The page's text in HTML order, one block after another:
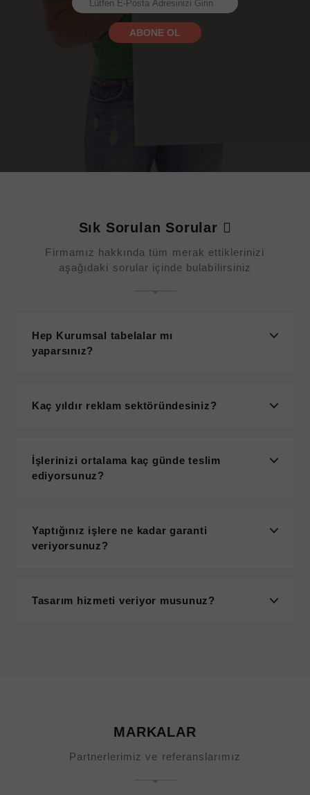
Sık Sorulan Sorular
Firmamız hakkında tüm merak ettiklerinizi
aşağıdaki sorular içinde bulabilirsiniz
Hep Kurumsal tabelalar mı
yaparsınız?
Kaç yıldır reklam sektöründesiniz?
İşlerinizi ortalama kaç günde teslim
ediyorsunuz?
Yaptığınız işlere ne kadar garanti
veriyorsunuz?
Tasarım hizmeti veriyor musunuz?
MARKALAR
Partnerlerimiz ve referanslarımız